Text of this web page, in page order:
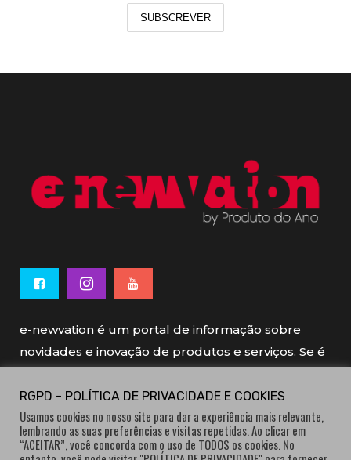
SUBSCREVER
e-newvation é um portal de informação sobre
novidades e inovação de produtos e serviços. Se é
e-newvation tem o patrocínio do “Produto do
Ano”, o prémio de inovação atribuído por
RGPD - POLÍTICA DE PRIVACIDADE E COOKIES
Usamos cookies no nosso site para dar a experiência mais relevante,
lembrando as suas preferências e visitas repetidas. Ao clicar em
“ACEITAR”, você concorda com o uso de TODOS os cookies. No